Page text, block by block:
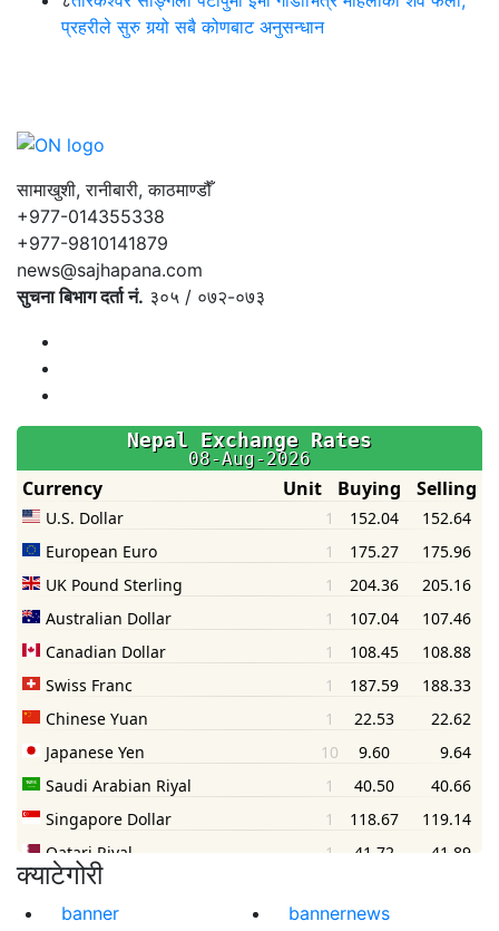
प्रहरीले सुरु गर्‍यो सबै कोणबाट अनुसन्धान
सामाखुशी, रानीबारी, काठमाण्डौँ
+977-014355338
+977-9810141879
news@sajhapana.com
सुचना बिभाग दर्ता नं. ३०५ / ०७२-०७३
क्याटेगोरी
banner
bannernews